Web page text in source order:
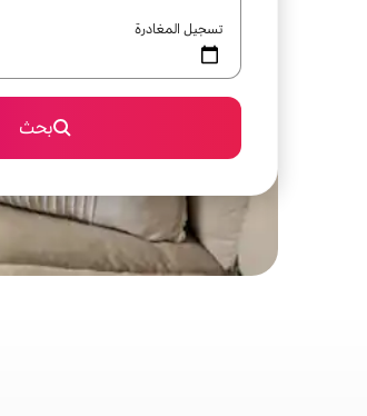
تسجيل المغادرة
بحث